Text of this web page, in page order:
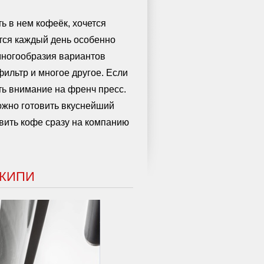
в нем кофеёк, хочется
каждый день особенно
вариантов
и многое другое. Если
внимание на френч пресс.
готовить вкуснейший
кофе сразу на компанию